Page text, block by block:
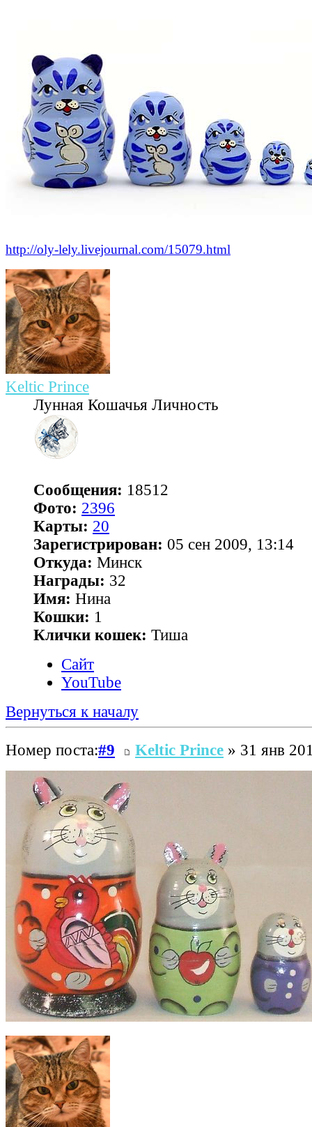
http://oly-lely.livejournal.com/15079.html
Keltic Prince
Лунная Кошачья Личность
Сообщения: 18512
Фото: 2396
Карты: 20
Зарегистрирован: 05 сен 2009, 13:14
Откуда: Минск
Награды: 32
Имя: Нина
Кошки: 1
Клички кошек: Тиша
Сайт
YouTube
Вернуться к началу
Номер поста:#9 Keltic Prince » 31 янв